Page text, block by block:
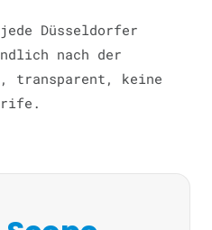
Düsseldorfer
nach der
transparent, keine